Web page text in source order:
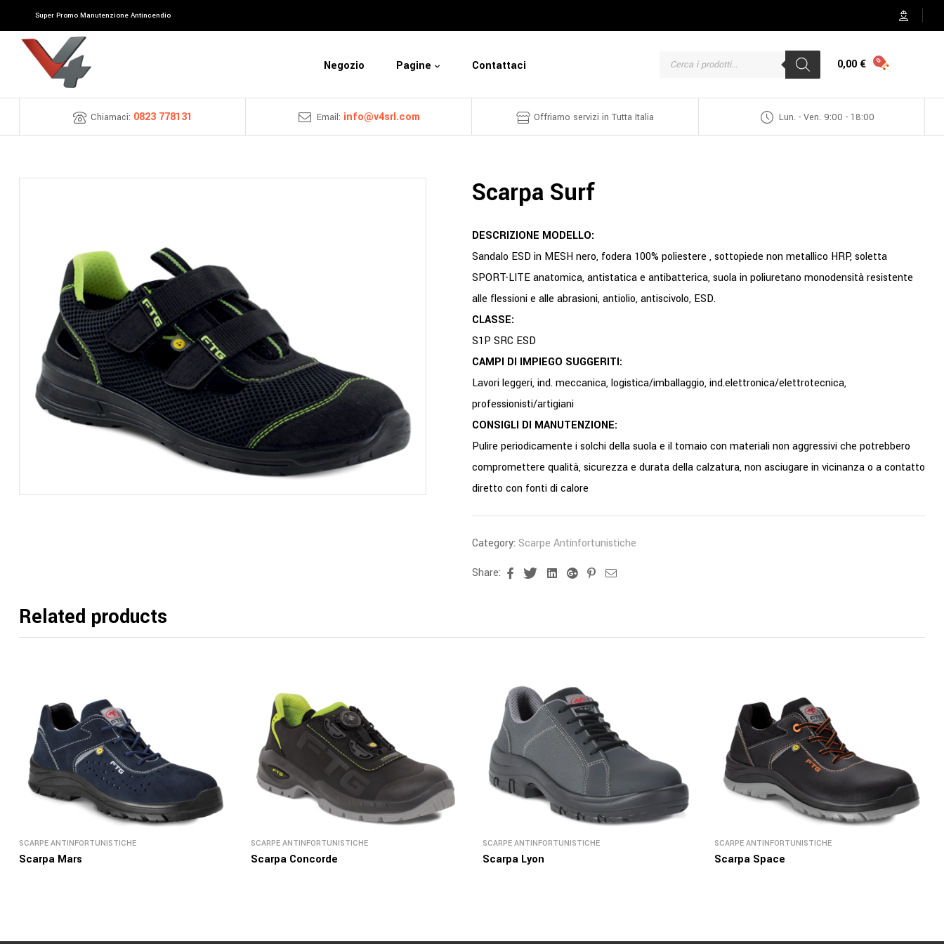
Super Promo Manutenzione Antincendio
Negozio Pagine Contattaci 0,00 €
Chiamaci: 0823 778131 Email: info@v4srl.com Offriamo servizi in Tutta Italia Lun. - Ven. 9:00 - 18:00
Scarpa Surf
DESCRIZIONE MODELLO:
Sandalo ESD in MESH nero, fodera 100% poliestere , sottopiede non metallico HRP, soletta
SPORT-LITE anatomica, antistatica e antibatterica, suola in poliuretano monodensità resistente
alle flessioni e alle abrasioni, antiolio, antiscivolo, ESD.
CLASSE:
S1P SRC ESD
CAMPI DI IMPIEGO SUGGERITI:
Lavori leggeri, ind. meccanica, logistica/imballaggio, ind.elettronica/elettrotecnica,
professionisti/artigiani
CONSIGLI DI MANUTENZIONE:
Pulire periodicamente i solchi della suola e il tomaio con materiali non aggressivi che potrebbero
compromettere qualità, sicurezza e durata della calzatura, non asciugare in vicinanza o a contatto
diretto con fonti di calore
Category: Scarpe Antinfortunistiche
Share:
FacebookTwitterLinkedinGoogle+Pinterest
Related products
SCARPE ANTINFORTUNISTICHE
Scarpa Mars
SCARPE ANTINFORTUNISTICHE
Scarpa Concorde
SCARPE ANTINFORTUNISTICHE
Scarpa Lyon
SCARPE ANTINFORTUNISTICHE
Scarpa Space